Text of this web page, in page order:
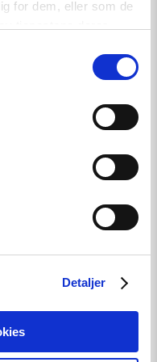
for dem, eller som de
Detaljer